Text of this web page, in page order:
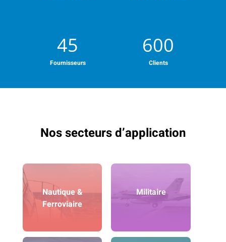
45
Fournisseurs
600
Clients
Nos secteurs d’application
Nautique &
Ferroviaire
Militaire